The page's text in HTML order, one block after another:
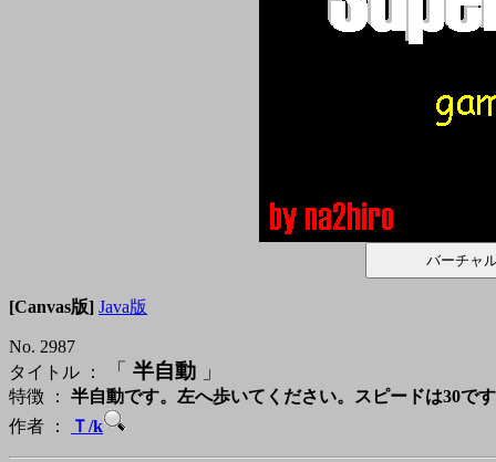
[Canvas版] Java版
No. 2987
タイトル ：
「 半自動 」
特徴 ： 半自動です。左へ歩いてください。スピードは30で
作者 ：
Ｔ/k